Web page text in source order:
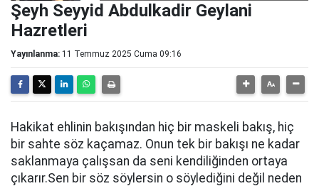
Şeyh Seyyid Abdulkadir Geylani
Hazretleri
Yayınlanma: 11 Temmuz 2025 Cuma 09:16
Hakikat ehlinin bakışından hiç bir maskeli bakış, hiç
bir sahte söz kaçamaz. Onun tek bir bakışı ne kadar
saklanmaya çalışsan da seni kendiliğinden ortaya
çıkarır.Sen bir söz söylersin o söylediğini değil neden